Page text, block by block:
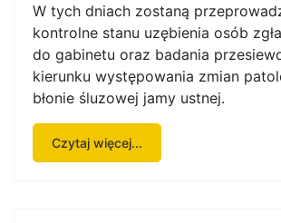
W tych dniach zostaną
kontrolne stanu uzębienia osób
do gabinetu oraz badania
kierunku występowania zmian
błonie śluzowej jamy ustnej.
Czytaj więcej...